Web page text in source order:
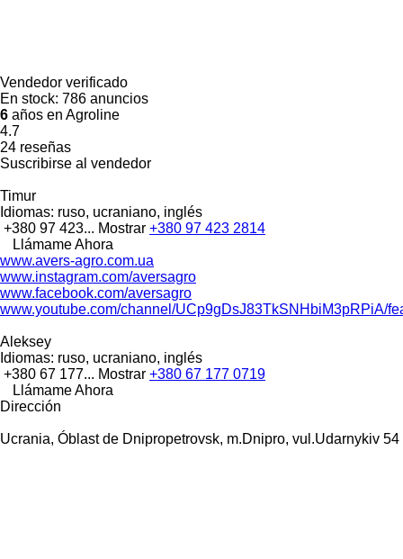
Vendedor verificado
En stock: 786 anuncios
6 años en Agroline
4.7
24 reseñas
Suscribirse al vendedor
Timur
Idiomas: ruso, ucraniano, inglés
+380 97 423... Mostrar +380 97 423 2814
Llámame Ahora
www.avers-agro.com.ua
www.instagram.com/aversagro
www.facebook.com/aversagro
www.youtube.com/channel/UCp9gDsJ83TkSNHbiM3pRPiA/
Aleksey
Idiomas: ruso, ucraniano, inglés
+380 67 177... Mostrar +380 67 177 0719
Llámame Ahora
Dirección
Ucrania, Óblast de Dnipropetrovsk, m.Dnipro, vul.Udarnykiv 54